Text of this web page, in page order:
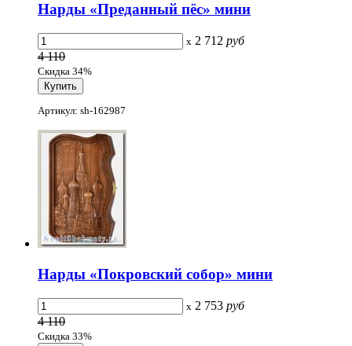
Нарды «Преданный пёс» мини
x 2 712 руб
4 110
Скидка 34%
Артикул: sh-162987
Нарды «Покровский собор» мини
x 2 753 руб
4 110
Скидка 33%